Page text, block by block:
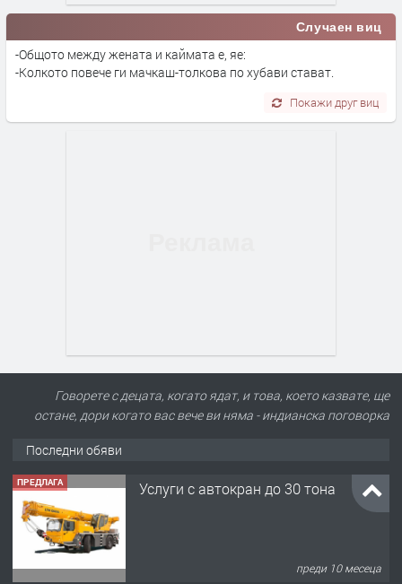
Случаен виц
-Общото между жената и каймата е, яе:
-Колкото повече ги мачкаш-толкова по хубави стават.
Покажи друг виц
Говорете с децата, когато ядат, и това, което казвате, ще
остане, дори когато вас вече ви няма - индианска поговорка
Последни обяви
ПРЕДЛАГА Услуги с автокран до 30 тона
преди 10 месеца